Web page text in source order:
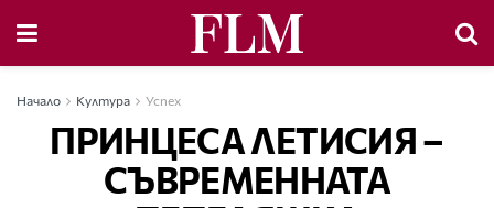
Начало Култура Успех
ПРИНЦЕСА ЛЕТИСИЯ –
СЪВРЕМЕННАТА